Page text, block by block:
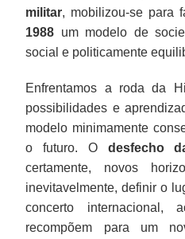
militar, mobilizou-se para
1988 um modelo de
social e politicamente
Enfrentamos a roda da
possibilidades e
modelo minimamente
o futuro. O desfecho
certamente, novos
inevitavelmente, definir o
concerto
recompõem para um